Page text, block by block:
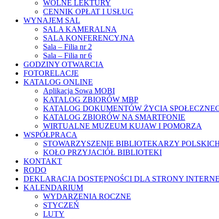
WOLNE LEKTURY
CENNIK OPŁAT I USŁUG
WYNAJEM SAL
SALA KAMERALNA
SALA KONFERENCYJNA
Sala – Filia nr 2
Sala – Filia nr 6
GODZINY OTWARCIA
FOTORELACJE
KATALOG ONLINE
Aplikacja Sowa MOBI
KATALOG ZBIORÓW MBP
KATALOG DOKUMENTÓW ŻYCIA
KATALOG ZBIORÓW NA SMARTFONIE
WIRTUALNE MUZEUM KUJAW I POMORZA
WSPÓŁPRACA
STOWARZYSZENIE BIBLIOTEKARZY
KOŁO PRZYJACIÓŁ BIBLIOTEKI
KONTAKT
RODO
DEKLARACJA DOSTĘPNOŚCI DLA STRONY
KALENDARIUM
WYDARZENIA ROCZNE
STYCZEŃ
LUTY